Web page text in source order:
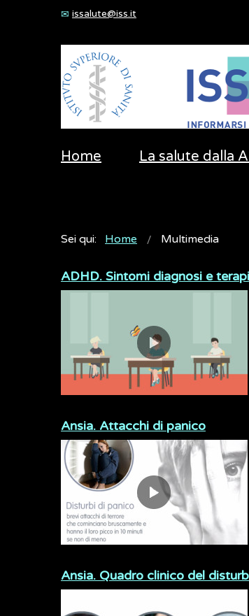
issalute@iss.it
Home La salute dalla
Sei qui: Home Multimedia
ADHD. Sintomi diagnosi e
Ansia. Attacchi di panico
Ansia. Quadro clinico del